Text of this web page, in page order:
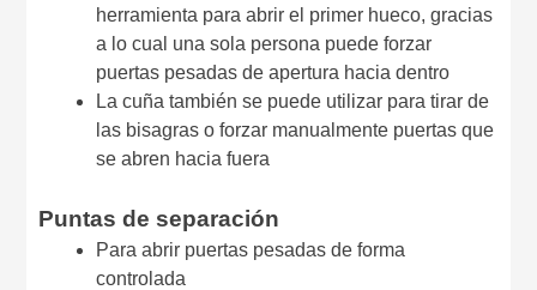
herramienta para abrir el primer hueco, gracias
a lo cual una sola persona puede forzar
puertas pesadas de apertura hacia dentro
La cuña también se puede utilizar para tirar de
las bisagras o forzar manualmente puertas que
se abren hacia fuera
Puntas de separación
Para abrir puertas pesadas de forma
controlada